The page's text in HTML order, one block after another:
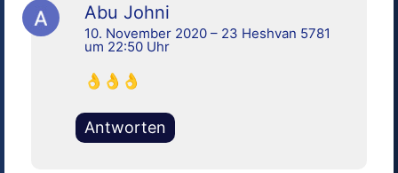
Abu Johni
10. November 2020 – 23 Heshvan 5781
um 22:50 Uhr
👌👌👌
Antworten